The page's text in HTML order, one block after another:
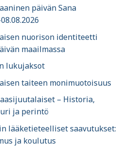
päivän Sana
nuorison identiteetti
maailmassa
lukujaksot
taiteen monimuotoisuus
– Historia,
ja perintö
lääketieteelliset saavutukset:
ja koulutus